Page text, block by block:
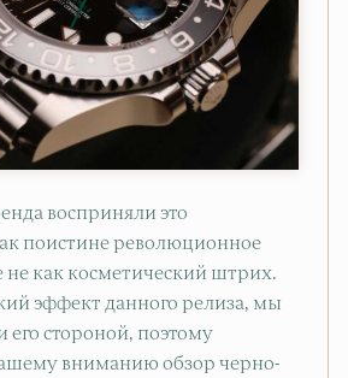
восприняли это
поистине революционное
не как косметический штрих.
эффект данного релиза, мы
его стороной, поэтому
вниманию обзор черно-